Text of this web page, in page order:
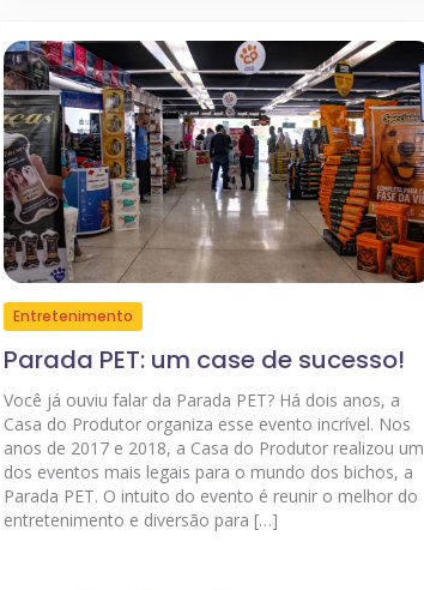
Entretenimento
Parada PET: um case de sucesso!
Você já ouviu falar da Parada PET? Há dois anos, a
Casa do Produtor organiza esse evento incrível. Nos
anos de 2017 e 2018, a Casa do Produtor realizou um
dos eventos mais legais para o mundo dos bichos, a
Parada PET. O intuito do evento é reunir o melhor do
entretenimento e diversão para […]